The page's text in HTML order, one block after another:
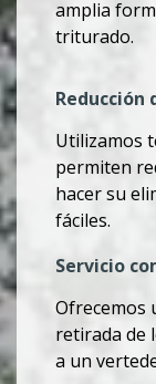
amplia
triturado.
Reducción
Utilizamos
permiten
hacer su
fáciles.
Servicio
Ofrecemos
retirada de
a un